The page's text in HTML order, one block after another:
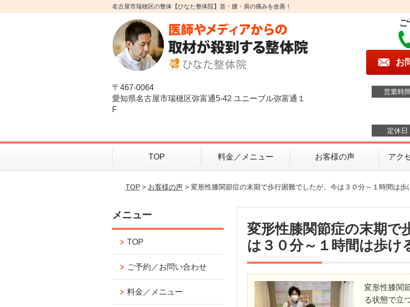
名古屋市瑞穂区の整体【ひなた整体院】首・腰・肩の痛みを改善！
〒467-0064
愛知県名古屋市瑞穂区弥富通5-42 ユニーブル弥富通１
F
お
営業時間
定休日
TOP 料金／メニュー お客様の声 アク
TOP> お客様の声> 変形性膝関節症の末期で歩行困難でしたが、今は３０分～１時間は歩
変形性膝関節症の末期で
は３０分～１時間は歩け
変形性膝関
る状態で立
メニュー
TOP
ご予約／お問い合わせ
料金／メニュー